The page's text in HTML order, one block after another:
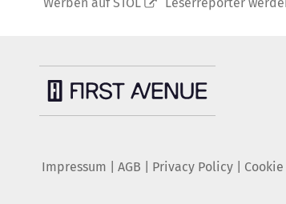
Impressum AGB Privacy Policy|